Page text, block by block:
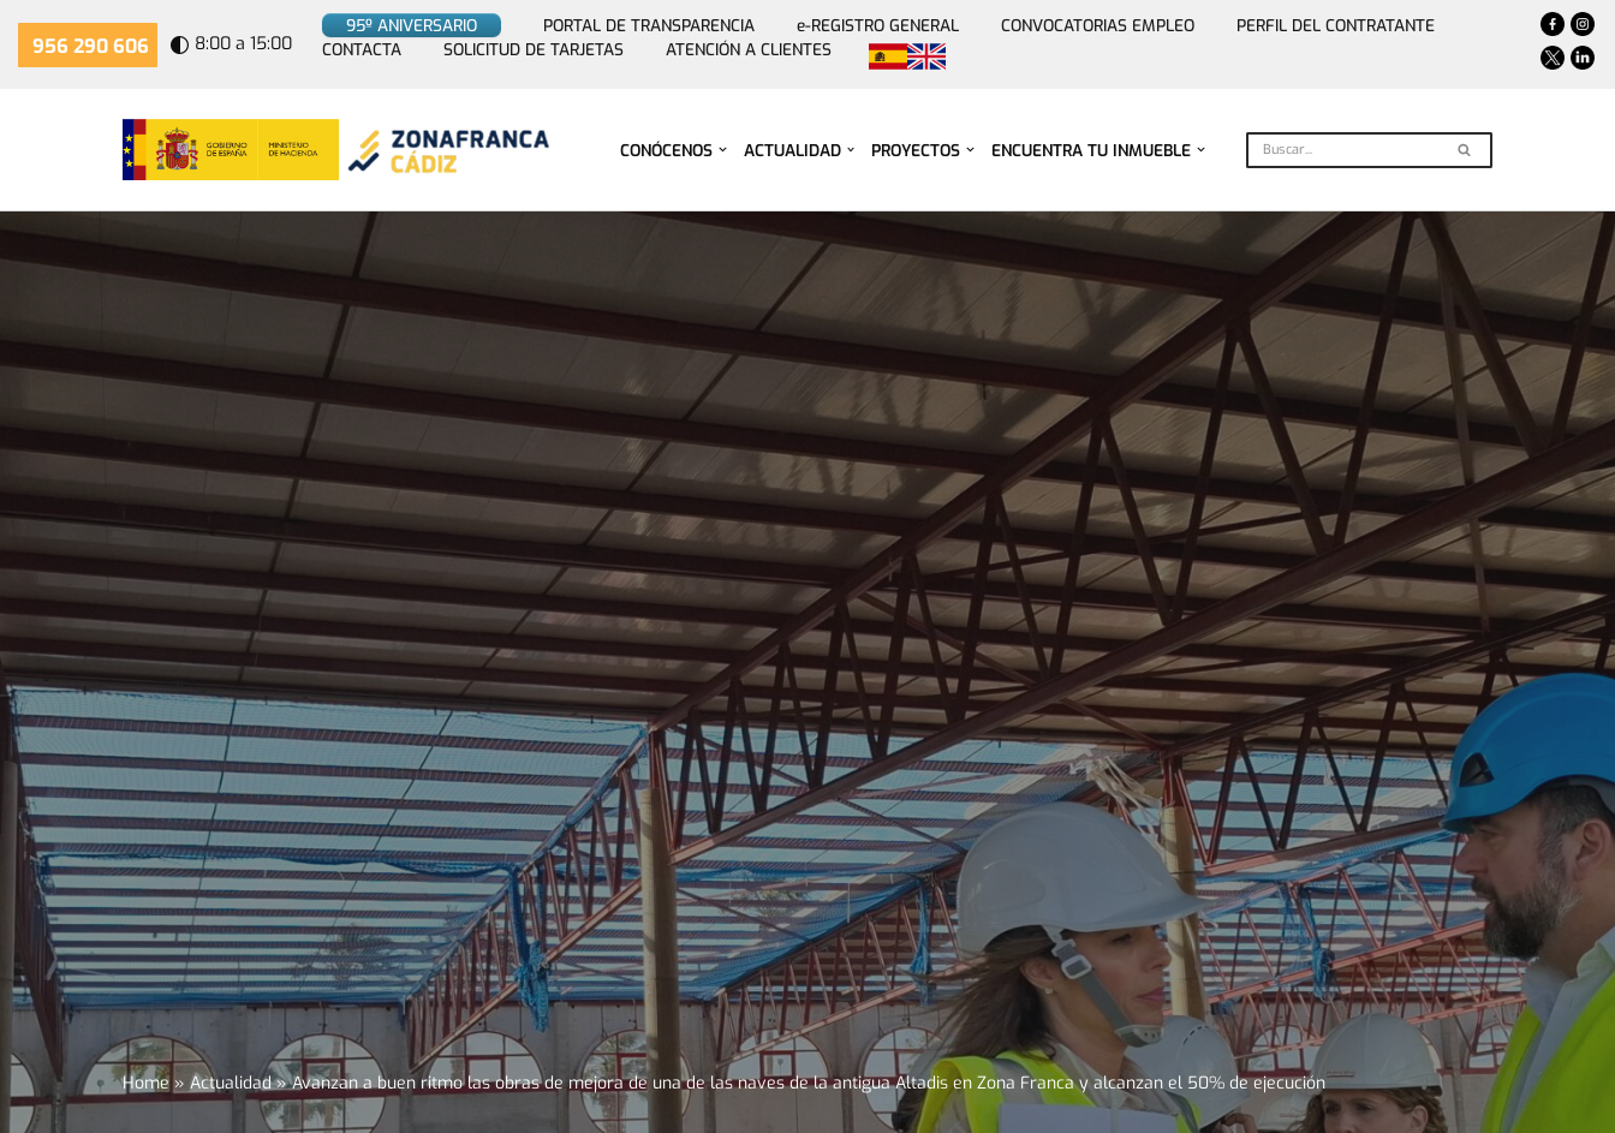
Saltar
956 290 606 8:00 a 15:00
95º ANIVERSARIO PORTAL DE TRANSPARENCIA e-REGISTRO GENERAL CONVOCATORIAS EMPLEO
PERFIL DEL CONTRATANTE
CONTACTA
SOLICITUD DE TARJETAS ATENCIÓN A CLIENTES
CONÓCENOS ACTUALIDAD PROYECTOS ENCUENTRA TU INMUEBLE
Home » Actualidad»Avanzan a buen ritmo las obras de mejora de una de las naves de la antigua Altadis en Zona Franca y alcanzan el 50% de ejecución